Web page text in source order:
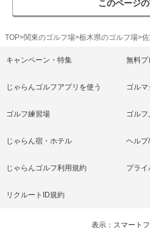
このページ
TOP 関東のゴルフ場 栃木県のゴルフ場
キャンペーン・特集 無料プ
じゃらんゴルフアプリを使う ゴルマ
ゴルフ練習場 ゴル
じゃらん宿・ホテル ヘルプ
じゃらんゴルフ利用規約 プラ
リクルートID規約
表示 スマート